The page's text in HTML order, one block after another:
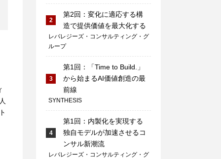
2
第2回：変化に適応する構
造で提供価値を最大化する
レバレジーズ・コンサルティング・グ
ループ
3
第1回：「Time to Build.」
から始まるAI価値創造の最
前線
SYNTHESIS
4
第1回：内製化を実現する
独自モデルが加速させるコ
ンサル新潮流
レバレジーズ・コンサルティング・グ